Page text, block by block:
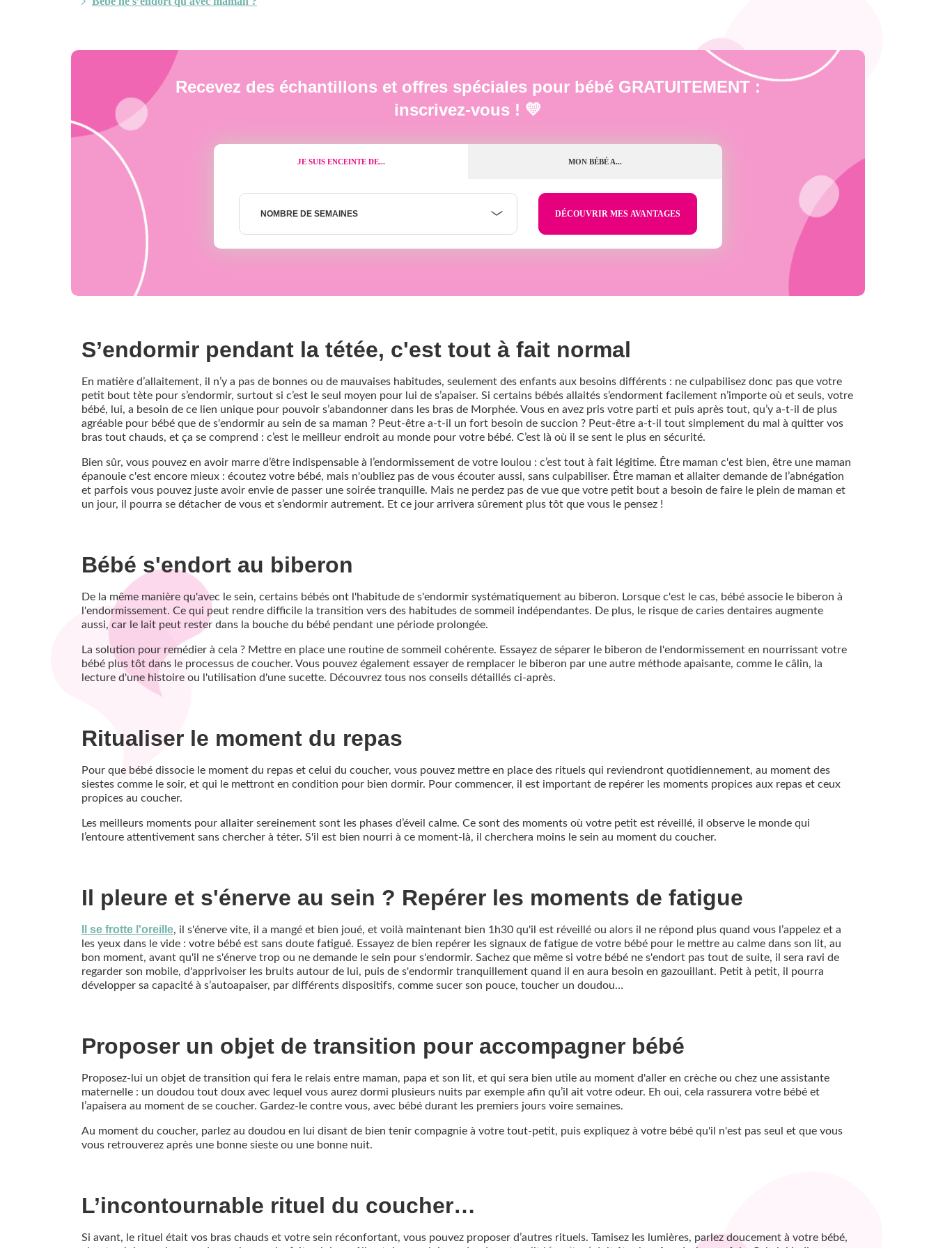
Recevez des échantillons et offres spéciales pour bébé GRATUITEMENT :
inscrivez-vous ! 💛
JE SUIS ENCEINTE DE... MON BÉBÉ A...
Nombre
semaines
NOMBRE DE SEMAINES
S’endormir pendant la tétée, c'est tout à fait normal
En matière d’allaitement, il n’y a pas de bonnes ou de mauvaises habitudes, seulement des enfants aux besoins différents : ne culpabilisez donc pas que votre
petit bout tète pour s’endormir, surtout si c’est le seul moyen pour lui de s’apaiser. Si certains bébés allaités s’endorment facilement n’importe où et seuls, votre
bébé, lui, a besoin de ce lien unique pour pouvoir s’abandonner dans les bras de Morphée. Vous en avez pris votre parti et puis après tout, qu’y a-t-il de plus
agréable pour bébé que de s'endormir au sein de sa maman ? Peut-être a-t-il un fort besoin de succion ? Peut-être a-t-il tout simplement du mal à quitter vos
bras tout chauds, et ça se comprend : c’est le meilleur endroit au monde pour votre bébé. C’est là où il se sent le plus en sécurité.
Bien sûr, vous pouvez en avoir marre d’être indispensable à l’endormissement de votre loulou : c’est tout à fait légitime. Être maman c'est bien, être une maman
épanouie c'est encore mieux : écoutez votre bébé, mais n'oubliez pas de vous écouter aussi, sans culpabiliser. Être maman et allaiter demande de l’abnégation
et parfois vous pouvez juste avoir envie de passer une soirée tranquille. Mais ne perdez pas de vue que votre petit bout a besoin de faire le plein de maman et
un jour, il pourra se détacher de vous et s’endormir autrement. Et ce jour arrivera sûrement plus tôt que vous le pensez !
Bébé s'endort au biberon
De la même manière qu'avec le sein, certains bébés ont l'habitude de s'endormir systématiquement au biberon. Lorsque c'est le cas, bébé associe le biberon à
l'endormissement. Ce qui peut rendre difficile la transition vers des habitudes de sommeil indépendantes. De plus, le risque de caries dentaires augmente
aussi, car le lait peut rester dans la bouche du bébé pendant une période prolongée.
La solution pour remédier à cela ? Mettre en place une routine de sommeil cohérente. Essayez de séparer le biberon de l'endormissement en nourrissant votre
bébé plus tôt dans le processus de coucher. Vous pouvez également essayer de remplacer le biberon par une autre méthode apaisante, comme le câlin, la
lecture d'une histoire ou l'utilisation d'une sucette. Découvrez tous nos conseils détaillés ci-après.
Ritualiser le moment du repas
Pour que bébé dissocie le moment du repas et celui du coucher, vous pouvez mettre en place des rituels qui reviendront quotidiennement, au moment des
siestes comme le soir, et qui le mettront en condition pour bien dormir. Pour commencer, il est important de repérer les moments propices aux repas et ceux
propices au coucher.
Les meilleurs moments pour allaiter sereinement sont les phases d’éveil calme. Ce sont des moments où votre petit est réveillé, il observe le monde qui
l’entoure attentivement sans chercher à téter. S'il est bien nourri à ce moment-là, il cherchera moins le sein au moment du coucher.
Il pleure et s'énerve au sein ? Repérer les moments de fatigue
Il se frotte l'oreille, il s'énerve vite, il a mangé et bien joué, et voilà maintenant bien 1h30 qu'il est réveillé ou alors il ne répond plus quand vous l’appelez et a
les yeux dans le vide : votre bébé est sans doute fatigué. Essayez de bien repérer les signaux de fatigue de votre bébé pour le mettre au calme dans son lit, au
bon moment, avant qu'il ne s'énerve trop ou ne demande le sein pour s'endormir. Sachez que même si votre bébé ne s'endort pas tout de suite, il sera ravi de
regarder son mobile, d'apprivoiser les bruits autour de lui, puis de s'endormir tranquillement quand il en aura besoin en gazouillant. Petit à petit, il pourra
développer sa capacité à s’autoapaiser, par différents dispositifs, comme sucer son pouce, toucher un doudou…
Proposer un objet de transition pour accompagner bébé
Proposez-lui un objet de transition qui fera le relais entre maman, papa et son lit, et qui sera bien utile au moment d'aller en crèche ou chez une assistante
maternelle : un doudou tout doux avec lequel vous aurez dormi plusieurs nuits par exemple afin qu’il ait votre odeur. Eh oui, cela rassurera votre bébé et
l’apaisera au moment de se coucher. Gardez-le contre vous, avec bébé durant les premiers jours voire semaines.
Au moment du coucher, parlez au doudou en lui disant de bien tenir compagnie à votre tout-petit, puis expliquez à votre bébé qu'il n'est pas seul et que vous
vous retrouverez après une bonne sieste ou une bonne nuit.
L’incontournable rituel du coucher…
Si avant, le rituel était vos bras chauds et votre sein réconfortant, vous pouvez proposer d’autres rituels. Tamisez les lumières, parlez doucement à votre bébé,